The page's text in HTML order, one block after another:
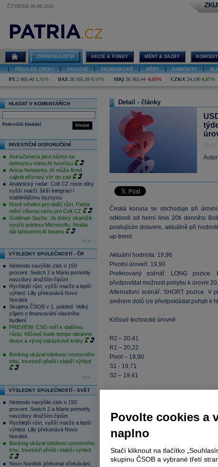
ČTVRTEK 06.08.2026
ZPRAVODAJSTVÍ AKCIE & FONDY MĚNY & SAZBY
PŘEHLED ZPRÁV AKCIOVÉ EKONOMICKÉ MĚNY KOMODITY
PX 2 805,40 1,31% DAX 26 165,39 0,15% NDQ 26 363,44 -0,83% CZK/€ 24,190 0,07%
HLEDAT V KOMENTÁŘÍCH
hledat
Pokročilé hledání
INVESTIČNÍ DOPORUČENÍ
AstraZeneca jako sázka na
defenzivu mimo AI horečku
Arista Networks: AI může firmě
zajistit příznivý vítr do zad
Analytický radar: Colt CZ roste díky
vyšší marži, širší integraci i
stabilnějšímu byznysu
Nové střelivo pro další růst. Patria
mění cílovou cenu pro Colt CZ
Goldman Sachs: Je dobrý okamžik
využít poklesu Microsoftu. Nvidia
dál tahounem AI boomu
více...
VÝSLEDKY SPOLEČNOSTÍ - ČR
Nintendo navýšilo zisk o 150
procent. Switch 2 a Mario pomohly
navzdory dražším čipům
Rychlejší růst, vyšší marže a lepší
výhled. Lilly překonává Novo
Nordisk
Skupina ČSOB v 1. pololetí: Velký
zájem o financování vlastního
bydlení
PREVIEW: CSG míří k dalšímu
růstu. Klíčové bude tempo obranné
divize a vývoj zakázkové knihy
Booking ukázal odolnost cestovního
trhu. Investoři přešli i slabší výhled
více...
VÝSLEDKY SPOLEČNOSTÍ - SVĚT
Nintendo navýšilo zisk o 150
procent. Switch 2 a Mario pomohly
navzdory dražším čipům
Rychlejší růst, vyšší marže a lepší
výhled. Lilly překonává Novo
Nordisk
Booking ukázal odolnost cestovního
trhu. Investoři přešli i slabší výhled
Novo Nordisk překonal očekávání,
Detail - články
Česká koruna se obchoduje při
odklonil od horní linie 20ti denního
posilujícím dolarem, aktuálně při
up-trend.
Aktuální hodnota: 19,96
Pivotní úroveň: 19,90
Preferovaný scénář: LONG
předpovídat možnost pohybu k úrovni
Alternativní scénář: SHORT pozice. V
směrem dolů lze předpokládat pohyb k
Klíčové technické úrovně:
R2 – 20,41
R1 – 20,22
Pivot – 19,90
S1 - 19,71
S2 – 19,41
Povolte cookies a
naplno
Stačí kliknout na tlačítko
skupinu ČSOB a vybrané třetí